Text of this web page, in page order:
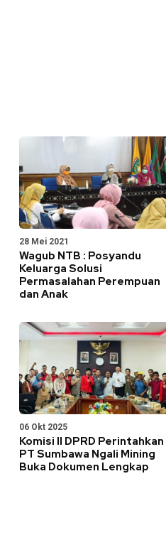
28 Mei 2021
Wagub NTB : Posyandu
Keluarga Solusi
Permasalahan Perempuan
dan Anak
06 Okt 2025
Komisi II DPRD Perintahkan
PT Sumbawa Ngali Mining
Buka Dokumen Lengkap